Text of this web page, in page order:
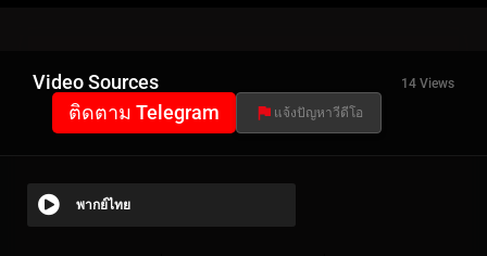
Video Sources 14 Views
ติดตาม Telegram แจ้งปัญหาวีดีโอ
พากย์ไทย